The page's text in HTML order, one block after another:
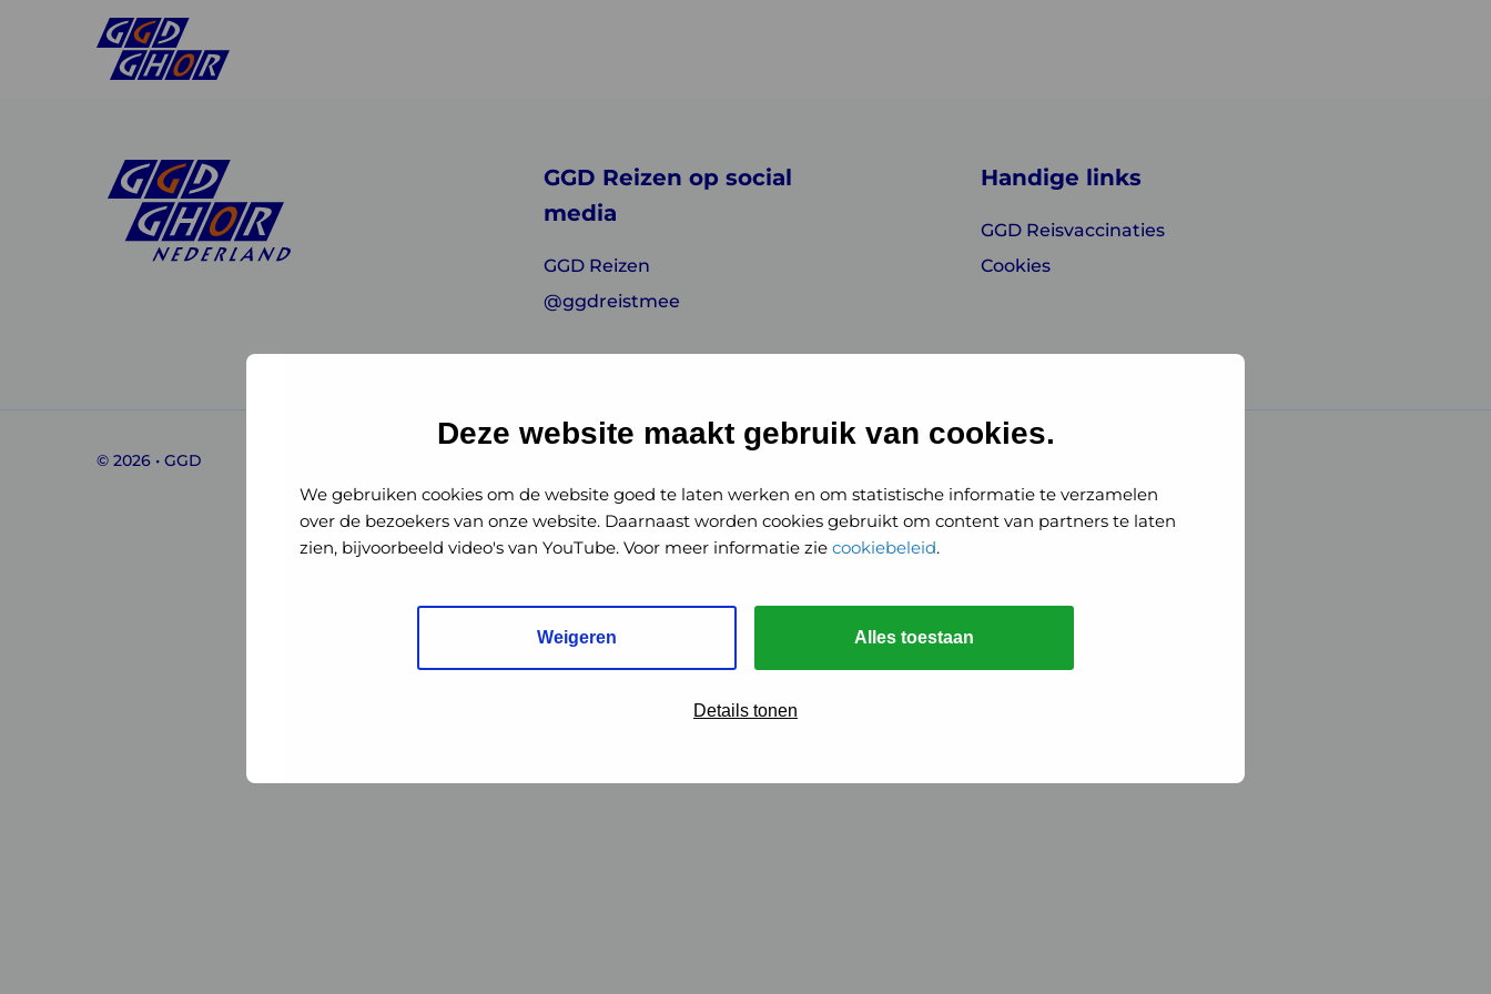
Deze website maakt gebruik van cookies.
We gebruiken cookies om de website goed te laten werken en om statistische informatie te verzamelen
over de bezoekers van onze website. Daarnaast worden cookies gebruikt om content van partners te laten
zien, bijvoorbeeld video's van YouTube. Voor meer informatie zie cookiebeleid.
Weigeren Alles toestaan
Details tonen
GHORGHOR
Nederland
GGD Reizen op social
media
GGD Reizen
@ggdreistmee
Handige links
GGD Reisvaccinaties
Cookies
© 2026 • GGD